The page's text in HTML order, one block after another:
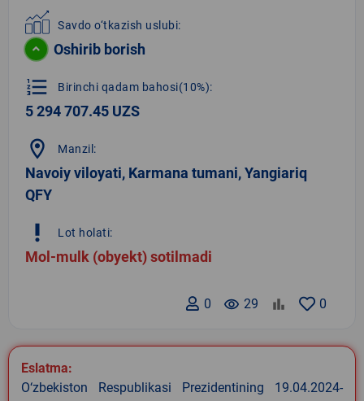
Savdo o‘tkazish uslubi:
Oshirib borish
format_list_numbered Birinchi qadam bahosi(10%):
5 294 707.45 UZS
location_on Manzil:
Navoiy viloyati, Karmana tumani, Yangiariq
QFY
priority_high Lot holati:
Mol-mulk (obyekt) sotilmadi
0
remove_red_eye 29
0
Eslatma:
O‘zbekiston Respublikasi Prezidentining 19.04.2024-